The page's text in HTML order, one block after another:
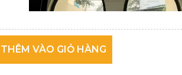
THÊM VÀO GIỎ HÀNG